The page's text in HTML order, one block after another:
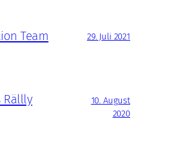
Team 29. Juli 2021
Rällly
10. August
2020